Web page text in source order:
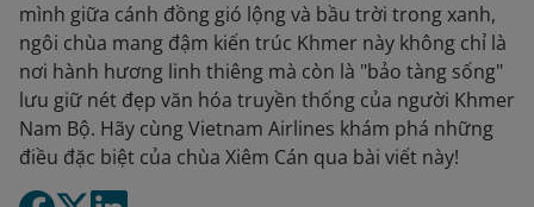
mình giữa cánh đồng gió lộng và bầu trời trong xanh,
ngôi chùa mang đậm kiến trúc Khmer này không chỉ là
nơi hành hương linh thiêng mà còn là "bảo tàng sống"
lưu giữ nét đẹp văn hóa truyền thống của người Khmer
Nam Bộ. Hãy cùng Vietnam Airlines khám phá những
điều đặc biệt của chùa Xiêm Cán qua bài viết này!